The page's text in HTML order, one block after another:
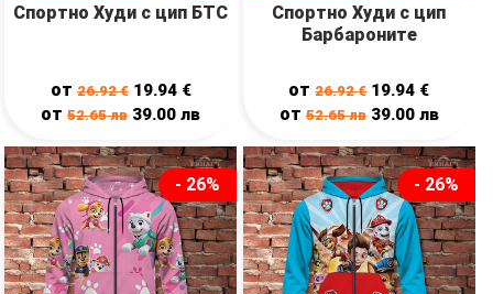
Спортно Худи с цип БТС
от26.92€ 19.94 €
от52.65лв 39.00лв
Спортно Худи с цип
Барбароните
от26.92€ 19.94 €
от 52.65лв 39.00 лв
- 26% - 26%